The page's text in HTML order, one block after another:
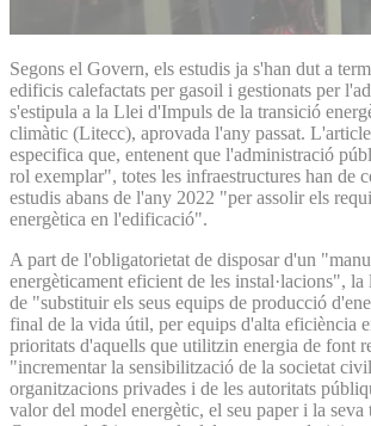
Segons el Govern, els estudis ja s'han dut a
edificis calefactats per gasoil i gestionats per
s'estipula a la Llei d'Impuls de la transició
climàtic (Litecc), aprovada l'any passat.
especifica que, entenent que l'administració
rol exemplar", totes les infraestructures han de
estudis abans de l'any 2022 "per assolir els
energètica en l'edificació".
A part de l'obligatorietat de disposar d'un
energèticament eficient de les instal·lacions", la
de "substituir els seus equips de producció
final de la vida útil, per equips d'alta eficiència
prioritats d'aquells que utilitzin energia de font
"incrementar la sensibilització de la societat
organitzacions privades i de les autoritats
valor del model energètic, el seu paper i la